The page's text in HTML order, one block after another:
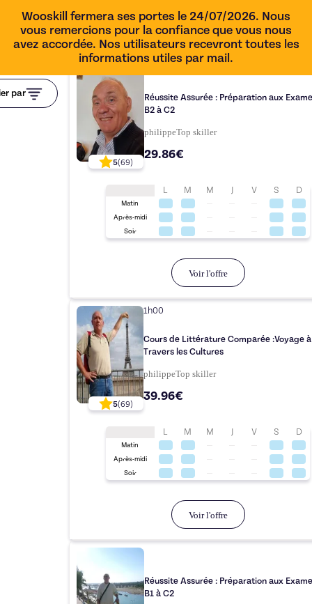
Wooskill fermera ses portes le 24/07/2026. Nous
vous remercions pour la confiance que vous nous
avez accordée. Nos utilisateurs recevront toutes les
informations utiles par mail.
par
5(69)
Réussite Assurée : Préparation aux
B2 à C2
philippeTop skiller
29.86€
L M M J V S D
Matin
Après-midi
Soir
Voir l'offre
5(69)
1h00
Cours de Littérature Comparée :Voyage à
Travers les Cultures
philippeTop skiller
39.96€
L M M J V S D
Matin
Après-midi
Soir
Voir l'offre
Réussite Assurée : Préparation aux
B1 à C2